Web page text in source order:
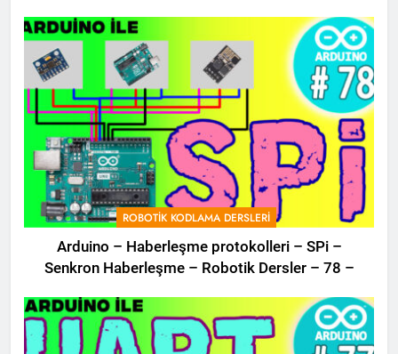
ROBOTIK KODLAMA DERSLERI
Arduino – Haberleşme protokolleri – SPi –
Senkron Haberleşme – Robotik Dersler – 78 –